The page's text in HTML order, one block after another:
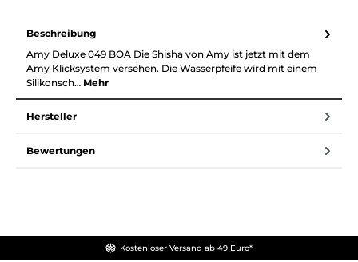
Beschreibung
Amy Deluxe 049 BOA Die Shisha von Amy ist jetzt mit dem
Amy Klicksystem versehen. Die Wasserpfeife wird mit einem
Silikonsch… Mehr
Hersteller
Bewertungen
Kostenloser Versand ab 49 Euro*